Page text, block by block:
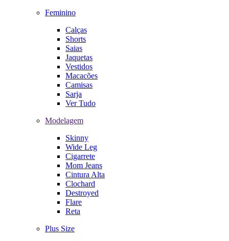
Feminino
Calças
Shorts
Saias
Jaquetas
Vestidos
Macacões
Camisas
Sarja
Ver Tudo
Modelagem
Skinny
Wide Leg
Cigarrete
Mom Jeans
Cintura Alta
Clochard
Destroyed
Flare
Reta
Plus Size